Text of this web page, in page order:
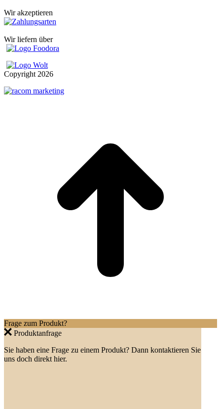
Wir akzeptieren
Wir liefern über
Copyright 2026
Frage zum Produkt?
Produktanfrage
Sie haben eine Frage zu einem Produkt? Dann kontaktieren Sie
uns doch direkt hier.